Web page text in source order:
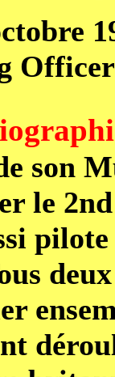
son
le